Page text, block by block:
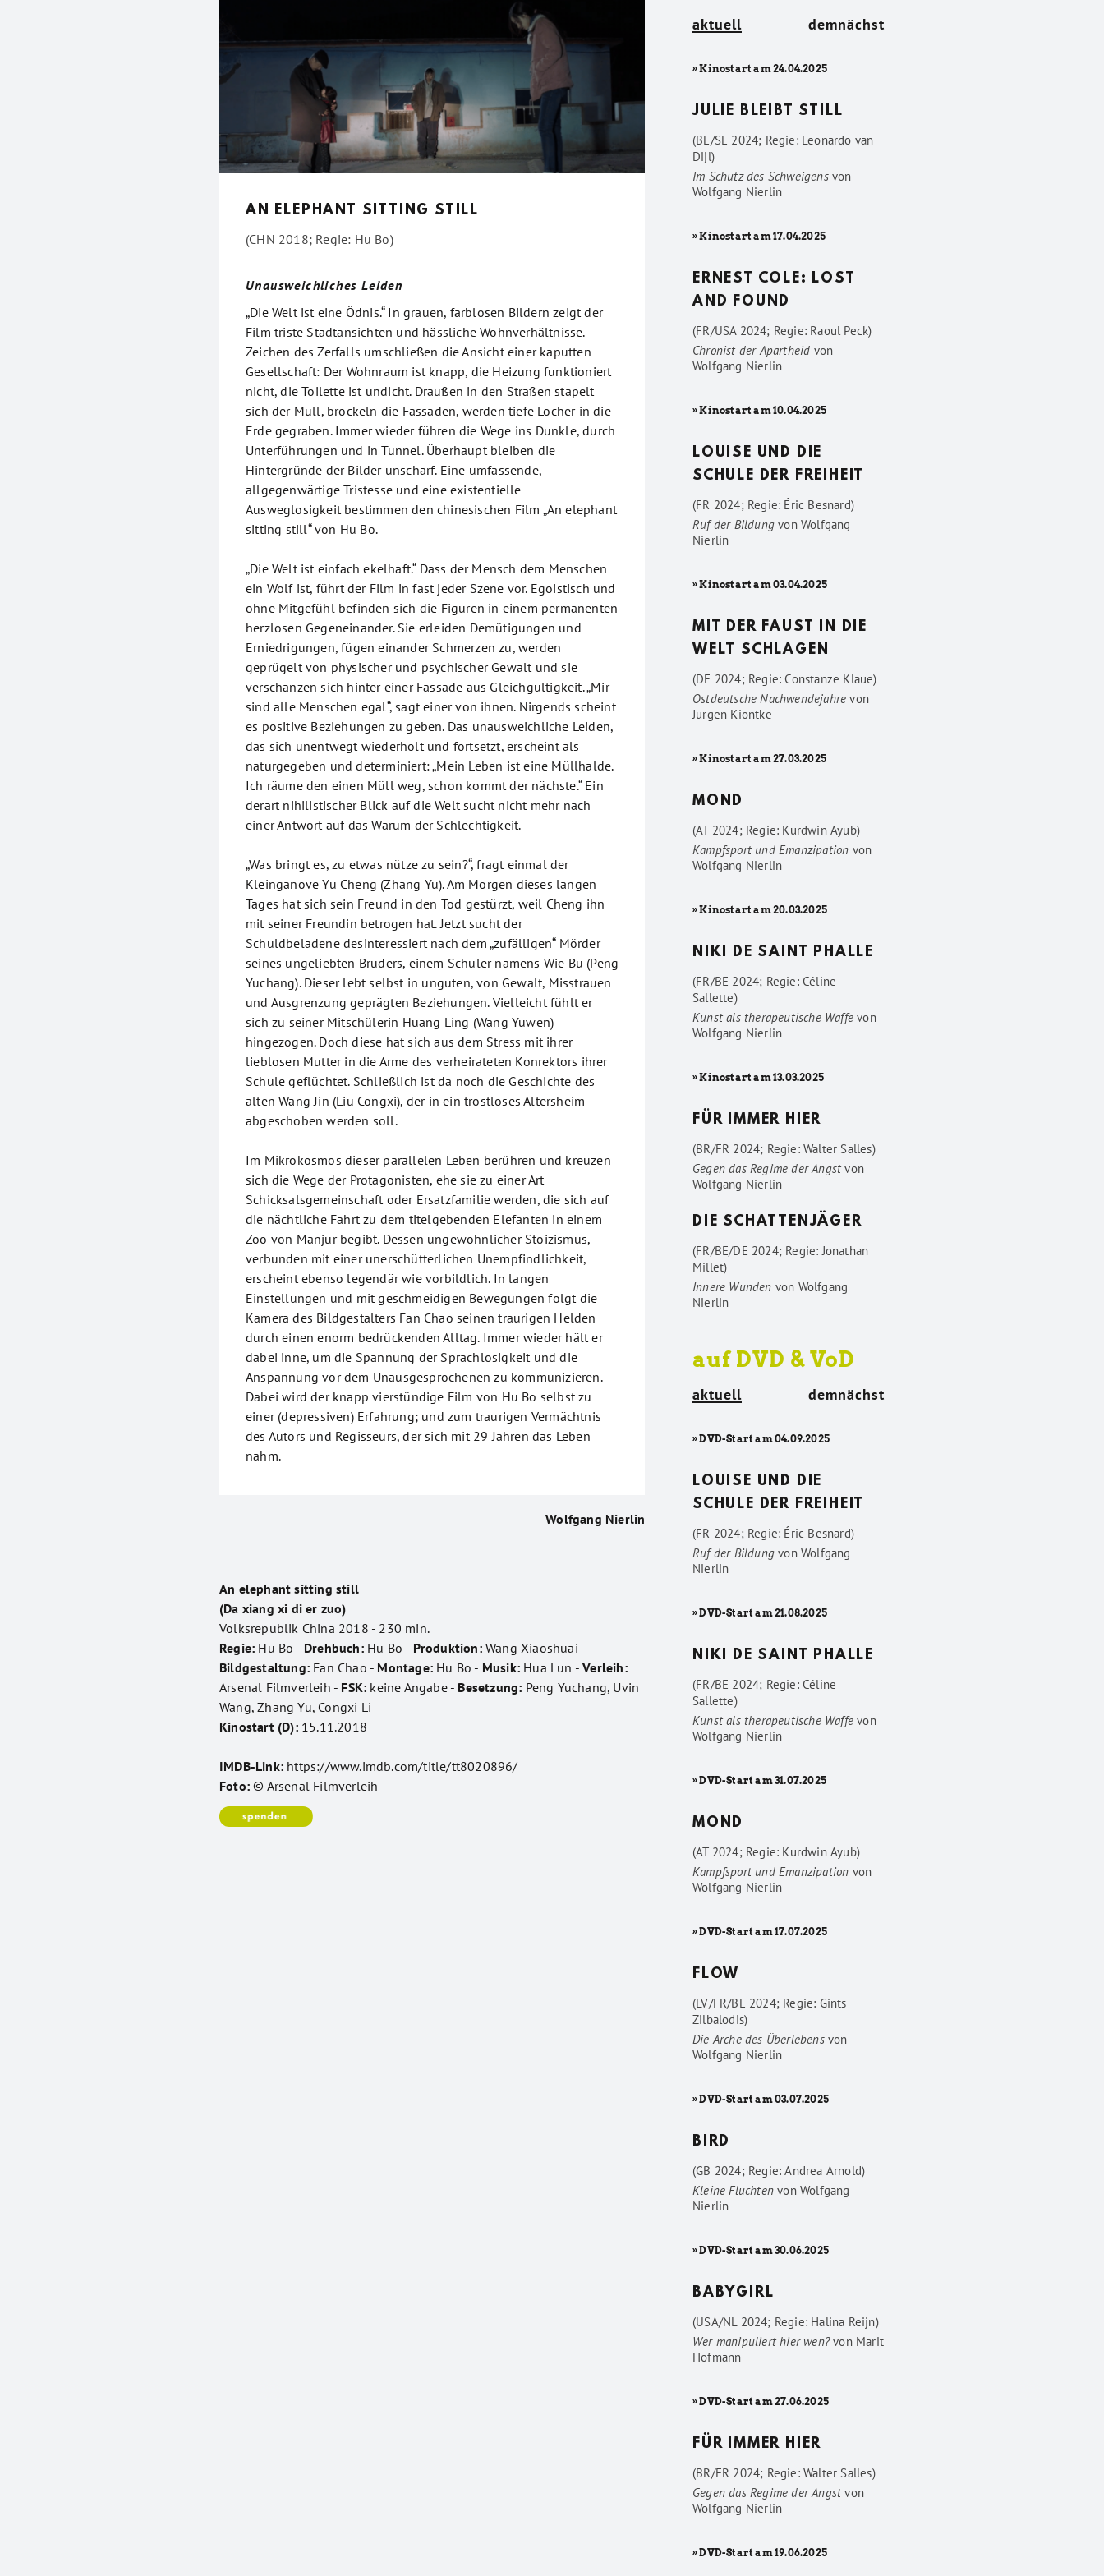
AN ELEPHANT SITTING STILL
(CHN 2018; Regie: Hu Bo)
Unausweichliches Leiden
„Die Welt ist eine Ödnis.“ In grauen, farblosen Bildern zeigt der
Film triste Stadtansichten und hässliche Wohnverhältnisse.
Zeichen des Zerfalls umschließen die Ansicht einer kaputten
Gesellschaft: Der Wohnraum ist knapp, die Heizung funktioniert
nicht, die Toilette ist undicht. Draußen in den Straßen stapelt
sich der Müll, bröckeln die Fassaden, werden tiefe Löcher in die
Erde gegraben. Immer wieder führen die Wege ins Dunkle, durch
Unterführungen und in Tunnel. Überhaupt bleiben die
Hintergründe der Bilder unscharf. Eine umfassende,
allgegenwärtige Tristesse und eine existentielle
Ausweglosigkeit bestimmen den chinesischen Film „An elephant
sitting still“ von Hu Bo.
„Die Welt ist einfach ekelhaft.“ Dass der Mensch dem Menschen
ein Wolf ist, führt der Film in fast jeder Szene vor. Egoistisch und
ohne Mitgefühl befinden sich die Figuren in einem permanenten
herzlosen Gegeneinander. Sie erleiden Demütigungen und
Erniedrigungen, fügen einander Schmerzen zu, werden
geprügelt von physischer und psychischer Gewalt und sie
verschanzen sich hinter einer Fassade aus Gleichgültigkeit. „Mir
sind alle Menschen egal“, sagt einer von ihnen. Nirgends scheint
es positive Beziehungen zu geben. Das unausweichliche Leiden,
das sich unentwegt wiederholt und fortsetzt, erscheint als
naturgegeben und determiniert: „Mein Leben ist eine Müllhalde.
Ich räume den einen Müll weg, schon kommt der nächste.“ Ein
derart nihilistischer Blick auf die Welt sucht nicht mehr nach
einer Antwort auf das Warum der Schlechtigkeit.
„Was bringt es, zu etwas nütze zu sein?“, fragt einmal der
Kleinganove Yu Cheng (Zhang Yu). Am Morgen dieses langen
Tages hat sich sein Freund in den Tod gestürzt, weil Cheng ihn
mit seiner Freundin betrogen hat. Jetzt sucht der
Schuldbeladene desinteressiert nach dem „zufälligen“ Mörder
seines ungeliebten Bruders, einem Schüler namens Wie Bu (Peng
Yuchang). Dieser lebt selbst in unguten, von Gewalt, Misstrauen
und Ausgrenzung geprägten Beziehungen. Vielleicht fühlt er
sich zu seiner Mitschülerin Huang Ling (Wang Yuwen)
hingezogen. Doch diese hat sich aus dem Stress mit ihrer
lieblosen Mutter in die Arme des verheirateten Konrektors ihrer
Schule geflüchtet. Schließlich ist da noch die Geschichte des
alten Wang Jin (Liu Congxi), der in ein trostloses Altersheim
abgeschoben werden soll.
Im Mikrokosmos dieser parallelen Leben berühren und kreuzen
sich die Wege der Protagonisten, ehe sie zu einer Art
Schicksalsgemeinschaft oder Ersatzfamilie werden, die sich auf
die nächtliche Fahrt zu dem titelgebenden Elefanten in einem
Zoo von Manjur begibt. Dessen ungewöhnlicher Stoizismus,
verbunden mit einer unerschütterlichen Unempfindlichkeit,
erscheint ebenso legendär wie vorbildlich. In langen
Einstellungen und mit geschmeidigen Bewegungen folgt die
Kamera des Bildgestalters Fan Chao seinen traurigen Helden
durch einen enorm bedrückenden Alltag. Immer wieder hält er
dabei inne, um die Spannung der Sprachlosigkeit und die
Anspannung vor dem Unausgesprochenen zu kommunizieren.
Dabei wird der knapp vierstündige Film von Hu Bo selbst zu
einer (depressiven) Erfahrung; und zum traurigen Vermächtnis
des Autors und Regisseurs, der sich mit 29 Jahren das Leben
nahm.
Wolfgang Nierlin
An elephant sitting still
(Da xiang xi di er zuo)
Volksrepublik China 2018 - 230 min.
Regie: Hu Bo - Drehbuch:Hu Bo - Produktion:Wang Xiaoshuai -
Bildgestaltung: Fan Chao - Montage: Hu Bo - Musik: Hua Lun -Verleih:
Arsenal Filmverleih - FSK: keine Angabe - Besetzung: Peng Yuchang, Uvin
Wang, Zhang Yu, Congxi Li
Kinostart (D):15.11.2018
IMDB-Link: https://www.imdb.com/title/tt8020896/
Foto: © Arsenal Filmverleih
aktuell demnächst
» Kinostart am 24.04.2025
JULIE BLEIBT STILL
(BE/SE 2024; Regie: Leonardo van
Dijl)
Im Schutz des Schweigensvon
Wolfgang Nierlin
» Kinostart am 17.04.2025
ERNEST COLE: LOST
AND FOUND
(FR/USA 2024; Regie: Raoul Peck)
Chronist der Apartheid von
Wolfgang Nierlin
» Kinostart am 10.04.2025
LOUISE UND DIE
SCHULE DER FREIHEIT
(FR 2024; Regie: Éric Besnard)
Ruf der Bildungvon Wolfgang
Nierlin
» Kinostart am 03.04.2025
MIT DER FAUST IN DIE
WELT SCHLAGEN
(DE 2024; Regie: Constanze Klaue)
Ostdeutsche Nachwendejahre von
Jürgen Kiontke
» Kinostart am 27.03.2025
MOND
(AT 2024; Regie: Kurdwin Ayub)
Kampfsport und Emanzipation von
Wolfgang Nierlin
» Kinostart am 20.03.2025
NIKI DE SAINT PHALLE
(FR/BE 2024; Regie: Céline
Sallette)
Kunst als therapeutische Waffevon
Wolfgang Nierlin
» Kinostart am 13.03.2025
FÜR IMMER HIER
(BR/FR 2024; Regie: Walter Salles)
Gegen das Regime der Angstvon
Wolfgang Nierlin
DIE SCHATTENJÄGER
(FR/BE/DE 2024; Regie: Jonathan
Millet)
Innere Wunden von Wolfgang
Nierlin
auf DVD & VoD
aktuell demnächst
» DVD-Start am 04.09.2025
LOUISE UND DIE
SCHULE DER FREIHEIT
(FR 2024; Regie: Éric Besnard)
Ruf der Bildungvon Wolfgang
Nierlin
» DVD-Start am 21.08.2025
NIKI DE SAINT PHALLE
(FR/BE 2024; Regie: Céline
Sallette)
Kunst als therapeutische Waffevon
Wolfgang Nierlin
» DVD-Start am 31.07.2025
MOND
(AT 2024; Regie: Kurdwin Ayub)
Kampfsport und Emanzipation von
Wolfgang Nierlin
» DVD-Start am 17.07.2025
FLOW
(LV/FR/BE 2024; Regie: Gints
Zilbalodis)
Die Arche des Überlebensvon
Wolfgang Nierlin
» DVD-Start am 03.07.2025
BIRD
(GB 2024; Regie: Andrea Arnold)
Kleine Fluchtenvon Wolfgang
Nierlin
» DVD-Start am 30.06.2025
BABYGIRL
(USA/NL 2024; Regie: Halina Reijn)
Wer manipuliert hier wen?von Marit
Hofmann
» DVD-Start am 27.06.2025
FÜR IMMER HIER
(BR/FR 2024; Regie: Walter Salles)
Gegen das Regime der Angstvon
Wolfgang Nierlin
» DVD-Start am 19.06.2025